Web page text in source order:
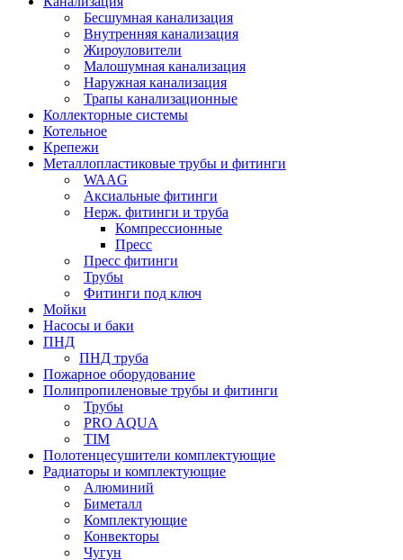
Бесшумная канализация
Внутренняя канализация
Жироуловители
Малошумная канализация
Наружная канализация
Трапы канализационные
Коллекторные системы
Котельное
Крепежи
Металлопластиковые трубы и фитинги
WAAG
Аксиальные фитинги
Нерж. фитинги и труба
Компрессионные
Пресс
Пресс фитинги
Трубы
Фитинги под ключ
Мойки
Насосы и баки
ПНД
ПНД труба
Пожарное оборудование
Полипропиленовые трубы и фитинги
Трубы
PRO AQUA
TIM
Полотенцесушители комплектующие
Радиаторы и комплектующие
Алюминий
Биметалл
Комплектующие
Конвекторы
Чугун